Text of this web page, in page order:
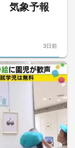
気象予報
3日前